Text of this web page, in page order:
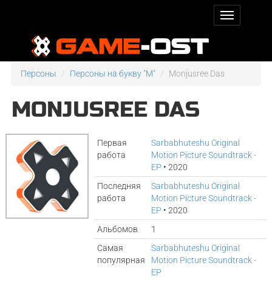
Персоны Персоны на букву "M" Monjusree Das
MONJUSREE DAS
Первая
работа
Sarbabhuteshu Original
Motion Picture Soundtrack -
EP • 2020
Последняя
работа
Sarbabhuteshu Original
Motion Picture Soundtrack -
EP • 2020
Альбомов
1
Самая
популярная
Sarbabhuteshu Original
Motion Picture Soundtrack -
EP